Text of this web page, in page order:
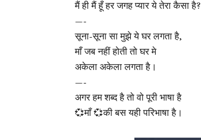
मैं ही मैं हूँ हर जगह प्यार ये तेरा कैसा है?
—-
सूना-सूना सा मुझे ये घर लगता है,
माँ जब नहीं होती तो घर मे
अकेला अकेला लगता है।
—-
अगर हम शब्द है तो वो पूरी भाषा है
💞माँ 💞की बस यही परिभाषा है।